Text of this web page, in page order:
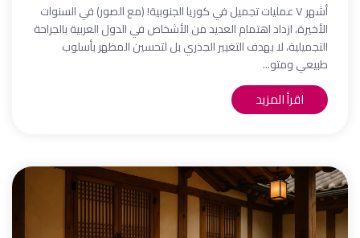
أشهر ٧ عمليات تجميل في كوريا الجنوبية! (مع الصور) في السنوات
الأخيرة، ازداد اهتمام العديد من الأشخاص في الدول العربية بالجراحة
التجميلية، لا بهدف التغيير الجذري بل لتحسين المظهر بأسلوب
طبيعي ومتو...
اقرأ المزيد